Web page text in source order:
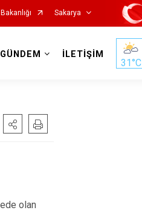
Sakarya
Sapanca
GÜNDEM İLETİŞİM
31°C
olan